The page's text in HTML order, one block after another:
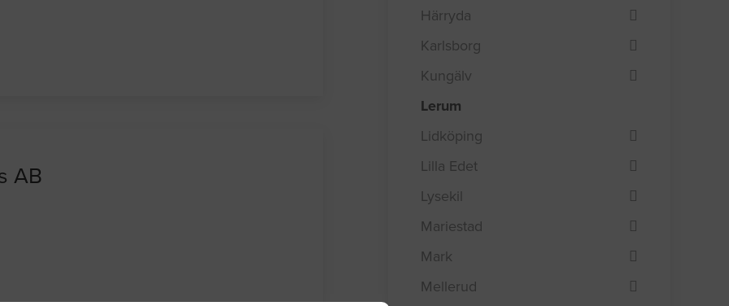
AB
Härryda
Karlsborg
Kungälv
Lerum
Lidköping
Lilla Edet
Lysekil
Mariestad
Mark
Mellerud